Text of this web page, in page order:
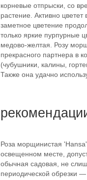
корневые отпрыски, со
растение. Активно
заметное цветение
только яркие пурпурные
медово-желтая. Розу
прекрасного партнера в
(чубушники, калины,
Также она удачно
Роза морщинистая
освещенном месте,
обычная садовая, не
периодической обрезки